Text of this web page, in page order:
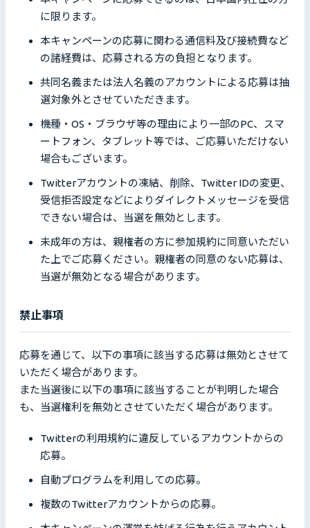
に限ります。
本キャンペーンの応募に関わる通信料及び接続費など
の諸経費は、応募される方の負担となります。
共同名義または法人名義のアカウントによる応募は抽
選対象外とさせていただきます。
機種・OS・ブラウザ等の理由により一部のPC、スマ
ートフォン、タブレット等では、ご応募いただけない
場合もございます。
Twitterアカウントの凍結、削除、Twitter IDの変更、
受信拒否設定などによりダイレクトメッセージを受信
できない場合は、当選を無効とします。
未成年の方は、親権者の方に参加規約に同意いただい
た上でご応募ください。親権者の同意のない応募は、
当選が無効となる場合があります。
禁止事項
応募を通じて、以下の事項に該当する応募は無効とさせて
いただく場合があります。
また当選後に以下の事項に該当することが判明した場合
も、当選権利を無効とさせていただく場合があります。
Twitterの利用規約に違反しているアカウントからの
応募。
自動プログラムを利用しての応募。
複数のTwitterアカウントからの応募。